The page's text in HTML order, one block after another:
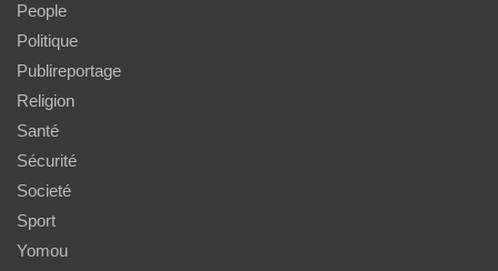
People
Politique
Publireportage
Religion
Santé
Sécurité
Societé
Sport
Yomou